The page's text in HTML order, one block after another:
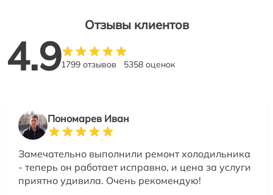
Отзывы клиентов
4.91799 отзывов 5358 оценок
Пономарев Иван
Замечательно выполнили ремонт холодильника
- теперь он работает исправно, и цена за услуги
приятно удивила. Очень рекомендую!